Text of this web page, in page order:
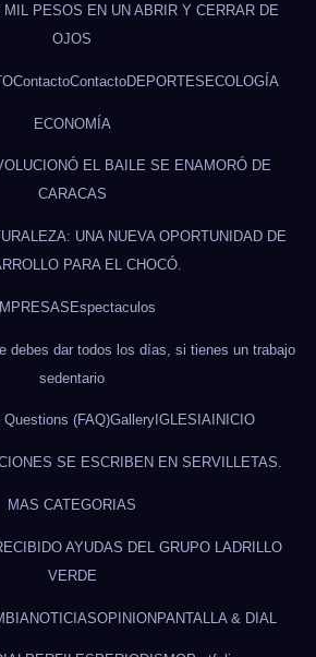
PESOS EN UN ABRIR Y CERRAR DE
OJOS
ContactoContactoDEPORTESECOLOGÍA
ECONOMÍA
EL BAILE SE ENAMORÓ DE
CARACAS
UNA NUEVA OPORTUNIDAD DE
PARA EL CHOCÓ.
Espectaculos
debes dar todos los días, si tienes un trabajo
sedentario
(FAQ)GalleryIGLESIAINICIO
SE ESCRIBEN EN SERVILLETAS.
MAS CATEGORIAS
AYUDAS DEL GRUPO LADRILLO
VERDE
NOTICIASOPINIONPANTALLA & DIAL